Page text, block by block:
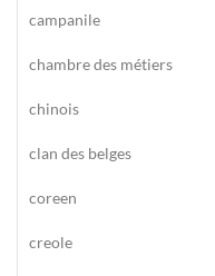
campanile
chambre des métiers
chinois
clan des belges
coreen
creole